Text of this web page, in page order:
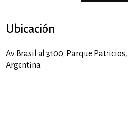
Ubicación
Av Brasil al 3100, Parque Patricios,
Argentina